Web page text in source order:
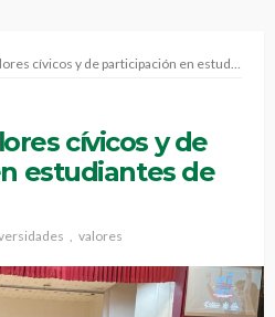
y de participación en estudiantes de universidades
cívicos y de
estudiantes de
valores